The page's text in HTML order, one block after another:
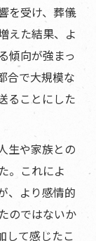
を受け、葬儀
えた結果、よ
傾向が強まっ
合で大規模な
ることにした
生や家族との
。これによ
、より感情的
のではないか
して感じたこ